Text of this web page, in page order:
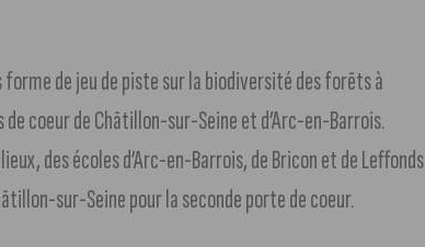
de jeu de piste sur la biodiversité des forêts à
coeur de Châtillon-sur-Seine et d’Arc-en-Barrois.
des écoles d’Arc-en-Barrois, de Bricon et de Leffonds
sur-Seine pour la seconde porte de coeur.